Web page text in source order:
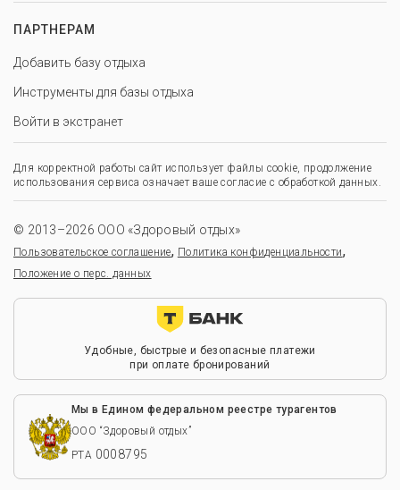
ПАРТНЕРАМ
Добавить базу отдыха
Инструменты для базы отдыха
Войти в экстранет
Для корректной работы сайт использует файлы cookie, продолжение
использования сервиса означает ваше согласие с обработкой данных.
© 2013–2026 ООО «Здоровый отдых»
Пользовательское соглашение, Политика конфиденциальности,
Положение о перс. данных
Удобные, быстрые и безопасные платежи
при оплате бронирований
Мы в Едином федеральном реестре турагентов
ООО “Здоровый отдых”
РТА 0008795